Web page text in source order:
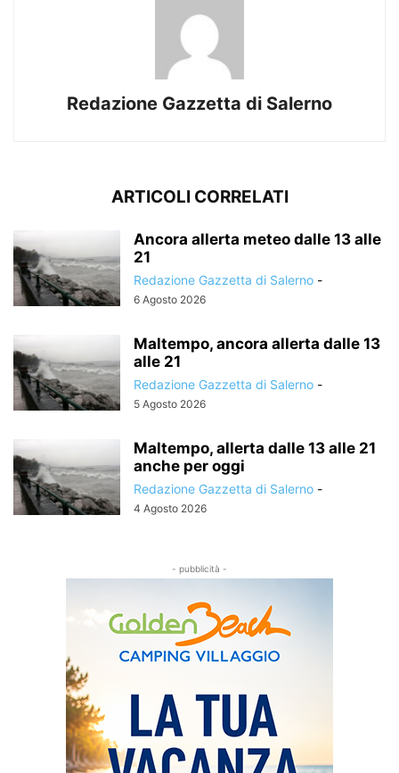
Redazione Gazzetta di Salerno
ARTICOLI CORRELATI
Ancora allerta meteo dalle 13 alle
21
Redazione Gazzetta di Salerno -
6 Agosto 2026
Maltempo, ancora allerta dalle 13
alle 21
Redazione Gazzetta di Salerno -
5 Agosto 2026
Maltempo, allerta dalle 13 alle 21
anche per oggi
Redazione Gazzetta di Salerno -
4 Agosto 2026
- pubblicità -